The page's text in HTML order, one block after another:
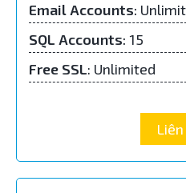
Email Accounts:
SQL Accounts: 15
Free SSL: Unlimited